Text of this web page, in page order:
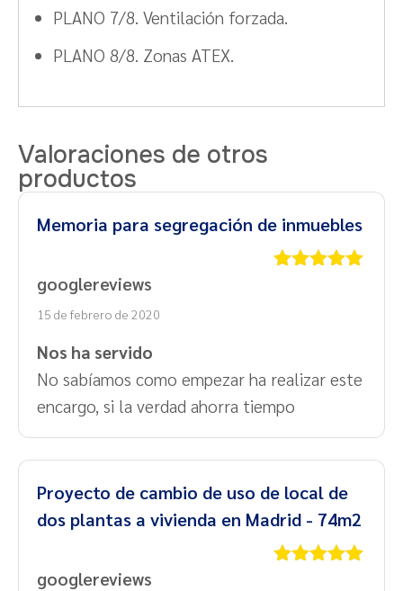
PLANO 7/8. Ventilación forzada.
PLANO 8/8. Zonas ATEX.
Valoraciones de otros
productos
Memoria para segregación de inmuebles
googlereviews
15 de febrero de 2020
Nos ha servido
No sabíamos como empezar ha realizar este
encargo, si la verdad ahorra tiempo
Proyecto de cambio de uso de local de
dos plantas a vivienda en Madrid - 74m2
googlereviews